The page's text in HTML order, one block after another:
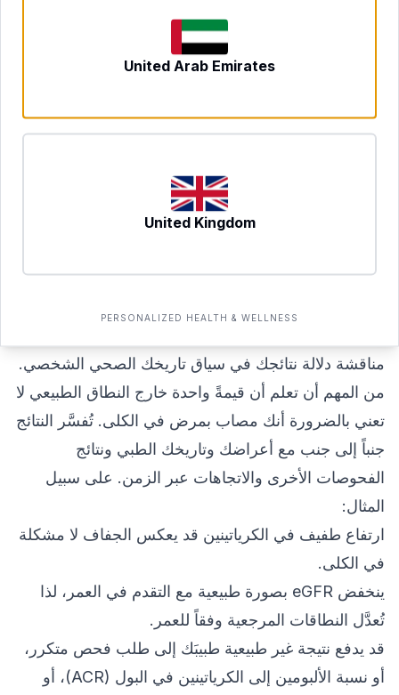
نحو 15–20 دقيقة من لحظة الوصول حتى الانتهاء.
سيستخدم المختص معدات معقمة قياسية، ويُوسم عيّنتك
انتظار، أو إعادة ترتيب يومك. فبالنسبة للعائلات، والأفراد
المشغولة، يُزيل الفحص المنزلي عائقاً عملياً كبيراً يحول
دون المتابعة المنتظمة للفحوصات الصحية.
تُسلَّم النتائج إلى لوحة تحكم xlr8well الخاصة بك، وعادةً
مناقشة دلالة نتائجك في سياق تاريخك الصحي الشخصي.
من المهم أن تعلم أن قيمةً واحدة خارج النطاق الطبيعي لا
تعني بالضرورة أنك مصاب بمرض في الكلى. تُفسَّر النتائج
جنباً إلى جنب مع أعراضك وتاريخك الطبي ونتائج
الفحوصات الأخرى والاتجاهات عبر الزمن. على سبيل
المثال:
ارتفاع طفيف في الكرياتينين قد يعكس الجفاف لا مشكلة
في الكلى.
ينخفض eGFR بصورة طبيعية مع التقدم في العمر، لذا
تُعدَّل النطاقات المرجعية وفقاً للعمر.
قد يدفع نتيجة غير طبيعية طبيبَك إلى طلب فحص متكرر،
أو نسبة الألبومين إلى الكرياتينين في البول (ACR)، أو
United Arab Emirates
United Kingdom
PERSONALIZED HEALTH & WELLNESS